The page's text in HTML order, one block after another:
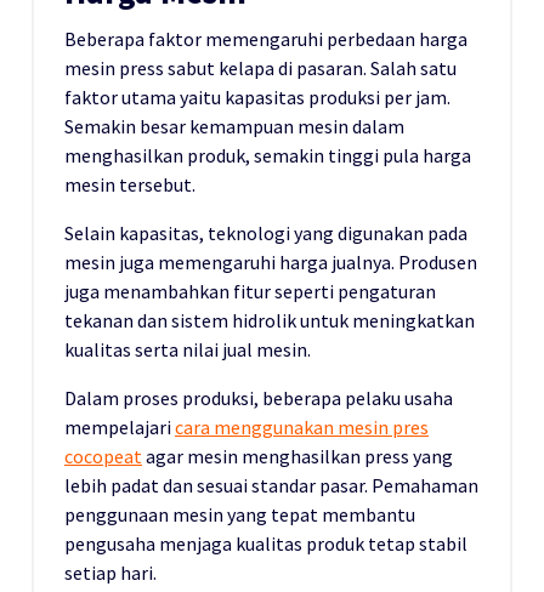
Beberapa faktor memengaruhi perbedaan harga
mesin press sabut kelapa di pasaran. Salah satu
faktor utama yaitu kapasitas produksi per jam.
Semakin besar kemampuan mesin dalam
menghasilkan produk, semakin tinggi pula harga
mesin tersebut.
Selain kapasitas, teknologi yang digunakan pada
mesin juga memengaruhi harga jualnya. Produsen
juga menambahkan fitur seperti pengaturan
tekanan dan sistem hidrolik untuk meningkatkan
kualitas serta nilai jual mesin.
Dalam proses produksi, beberapa pelaku usaha
mempelajaricara menggunakan mesin pres
cocopeat agar mesin menghasilkan press yang
lebih padat dan sesuai standar pasar. Pemahaman
penggunaan mesin yang tepat membantu
pengusaha menjaga kualitas produk tetap stabil
setiap hari.